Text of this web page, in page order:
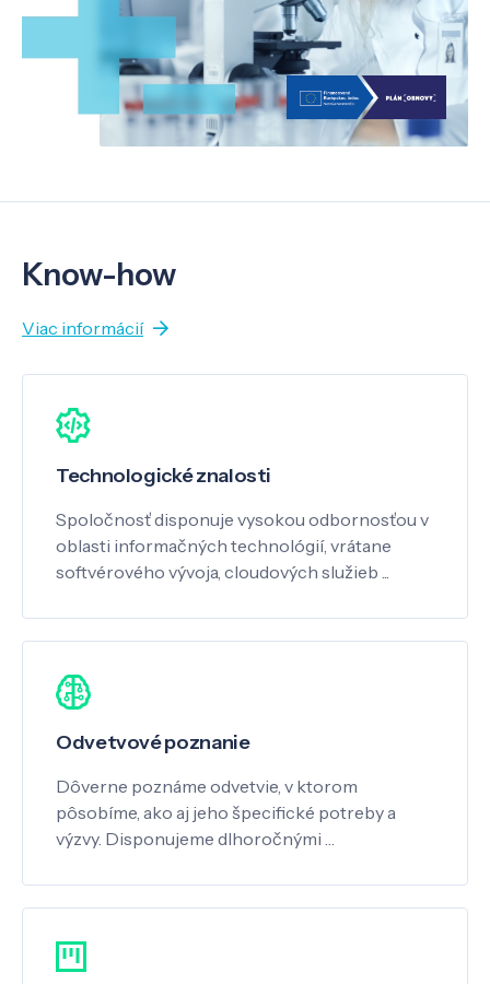
Know-how
Viac informácií
Technologické znalosti
Spoločnosť disponuje vysokou odbornosťou v
oblasti informačných technológií, vrátane
softvérového vývoja, cloudových služieb ...
Odvetvové poznanie
Dôverne poznáme odvetvie, v ktorom
pôsobíme, ako aj jeho špecifické potreby a
výzvy. Disponujeme dlhoročnými …